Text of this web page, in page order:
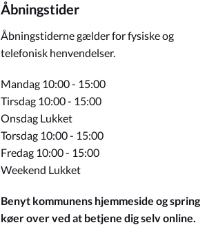
Åbningstider
Åbningstiderne gælder for fysiske og
telefonisk henvendelser.
Mandag 10:00 - 15:00
Tirsdag 10:00 - 15:00
Onsdag Lukket
Torsdag 10:00 - 15:00
Fredag 10:00 - 15:00
Weekend Lukket
Benyt kommunens hjemmeside og spring
køer over ved at betjene dig selv online.